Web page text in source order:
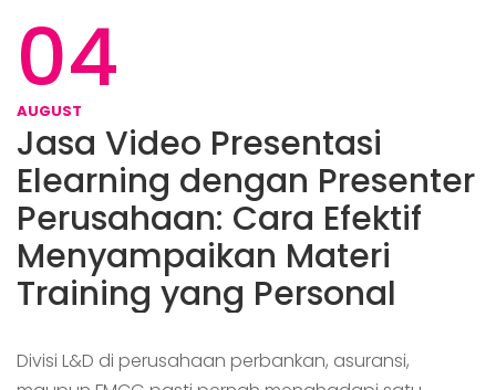
04
AUGUST
Jasa Video Presentasi
Elearning dengan Presenter
Perusahaan: Cara Efektif
Menyampaikan Materi
Training yang Personal
Divisi L&D di perusahaan perbankan, asuransi,